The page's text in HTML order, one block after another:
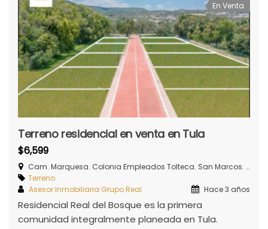
En Venta
Terreno residencial en venta en Tula
$6,599
Cam. Marquesa. Colonia Empleados Tolteca. San Marcos. Tula de Allende, Hidalgo.
Terreno
Asesor Inmobiliaria Grupo Real
Hace 3 años
Residencial Real del Bosque es la primera
comunidad integralmente planeada en Tula.